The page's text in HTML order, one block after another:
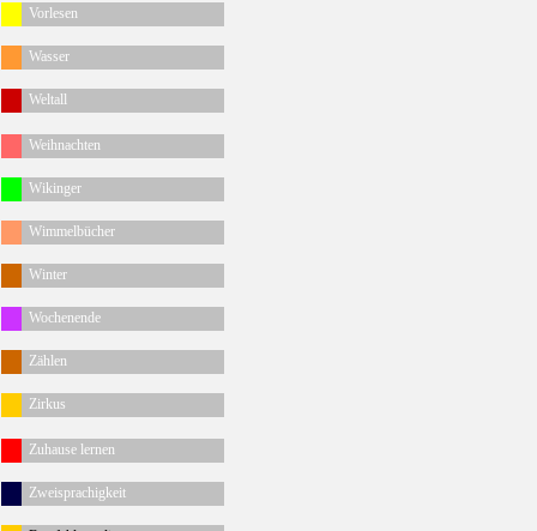
Vorlesen
Wasser
Weltall
Weihnachten
Wikinger
Wimmelbücher
Winter
Wochenende
Zählen
Zirkus
Zuhause lernen
Zweisprachigkeit